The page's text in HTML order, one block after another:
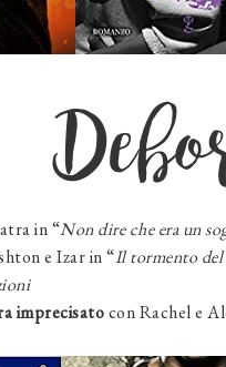
in “Non dire che era un
e Izar in “Il tormento del
imprecisatocon Rachel e